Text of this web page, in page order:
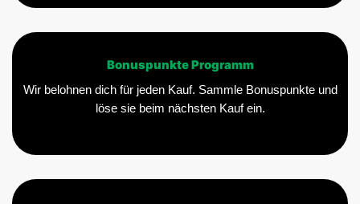
Bonuspunkte Programm
Wir belohnen dich für jeden Kauf. Sammle Bonuspunkte und
löse sie beim nächsten Kauf ein.